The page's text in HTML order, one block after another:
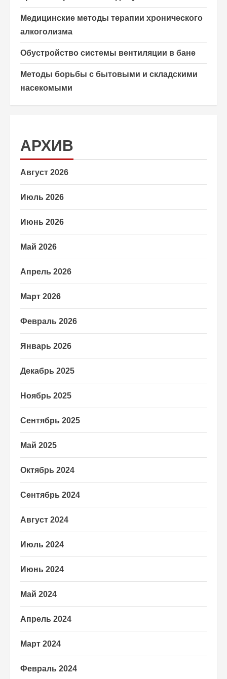
Медицинские методы терапии хронического
алкоголизма
Обустройство системы вентиляции в бане
Методы борьбы с бытовыми и складскими
насекомыми
АРХИВ
Август 2026
Июль 2026
Июнь 2026
Май 2026
Апрель 2026
Март 2026
Февраль 2026
Январь 2026
Декабрь 2025
Ноябрь 2025
Сентябрь 2025
Май 2025
Октябрь 2024
Сентябрь 2024
Август 2024
Июль 2024
Июнь 2024
Май 2024
Апрель 2024
Март 2024
Февраль 2024